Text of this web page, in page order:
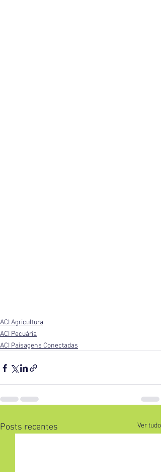
ACI Agricultura
ACI Pecuária
ACI Paisagens Conectadas
Posts recentes Ver tudo